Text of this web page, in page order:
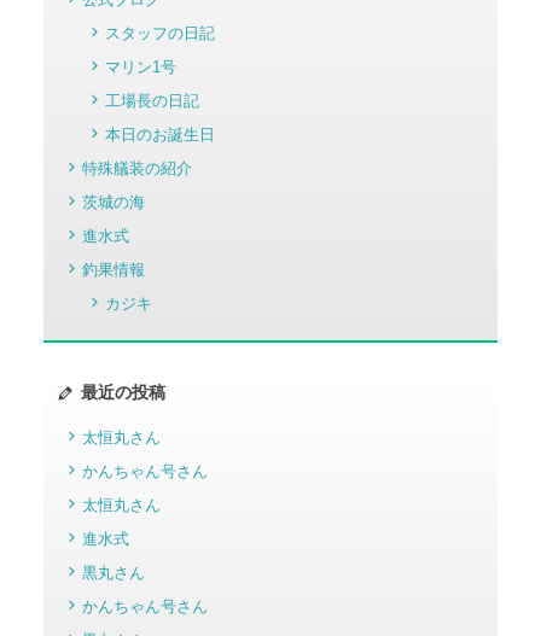
スタッフの日記
マリン1号
工場長の日記
本日のお誕生日
特殊艤装の紹介
茨城の海
進水式
釣果情報
カジキ
最近の投稿
太恒丸さん
かんちゃん号さん
太恒丸さん
進水式
黒丸さん
かんちゃん号さん